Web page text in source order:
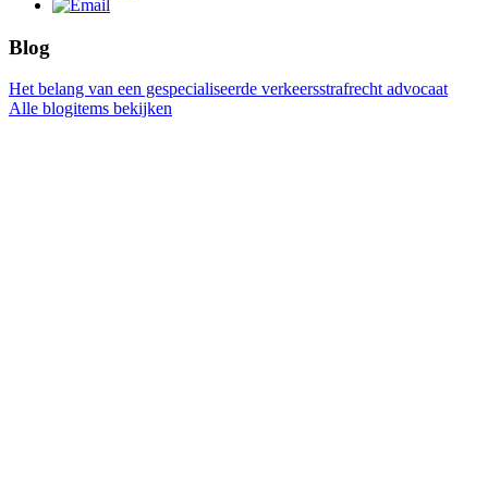
Blog
Het belang van een gespecialiseerde verkeersstrafrecht advocaat
Alle blogitems bekijken